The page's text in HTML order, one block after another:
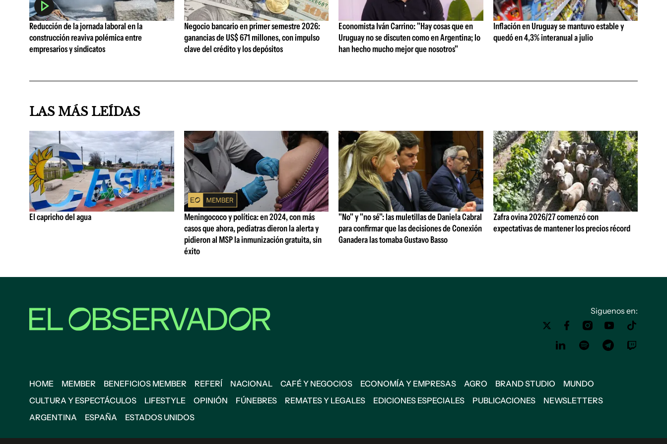
Reducción de la jornada laboral en la
construcción reaviva polémica entre
empresarios y sindicatos
Negocio bancario en primer semestre 2026:
ganancias de US$ 671 millones, con impulso
clave del crédito y los depósitos
Economista Iván Carrino: "Hay cosas que en
Uruguay no se discuten como en Argentina; lo
han hecho mucho mejor que nosotros"
Inflación en Uruguay se mantuvo estable y
quedó en 4,3% interanual a julio
LAS MÁS LEÍDAS
El capricho del agua
Meningococo y política: en 2024, con más
casos que ahora, pediatras dieron la alerta y
pidieron al MSP la inmunización gratuita, sin
éxito
"No" y "no sé": las muletillas de Daniela Cabral
para confirmar que las decisiones de Conexión
Ganadera las tomaba Gustavo Basso
Zafra ovina 2026/27 comenzó con
expectativas de mantener los precios récord
Siguenos en:
HOME MEMBER BENEFICIOS MEMBER REFERÍ NACIONAL CAFÉ Y NEGOCIOS ECONOMÍA Y EMPRESAS AGRO BRAND STUDIO
MUNDO
CULTURA Y ESPECTÁCULOS
LIFESTYLE OPINIÓN FÚNEBRES REMATES Y LEGALES EDICIONES ESPECIALES PUBLICACIONES
NEWSLETTERS
ARGENTINA
ESPAÑA ESTADOS UNIDOS